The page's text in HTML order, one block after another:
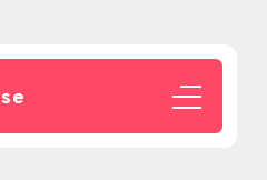
se